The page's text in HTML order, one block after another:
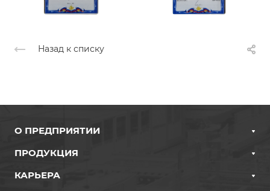
Назад к списку
О ПРЕДПРИЯТИИ
ПРОДУКЦИЯ
КАРЬЕРА